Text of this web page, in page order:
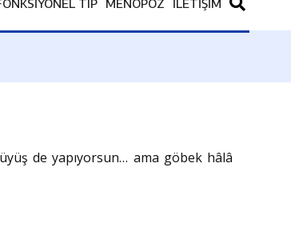
TIP MENOPOZ İLETIŞIM
de yapıyorsun… ama göbek hâlâ